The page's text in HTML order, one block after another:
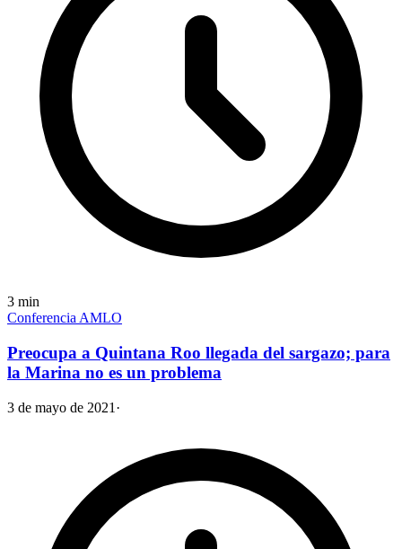
3 min
Conferencia AMLO
Preocupa a Quintana Roo llegada del sargazo; para
la Marina no es un problema
3 de mayo de 2021 ·